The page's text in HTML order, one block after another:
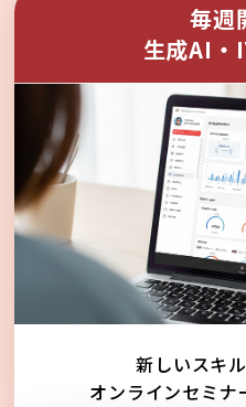
毎週
生成AI・
新しいスキ
オンラインセミナ